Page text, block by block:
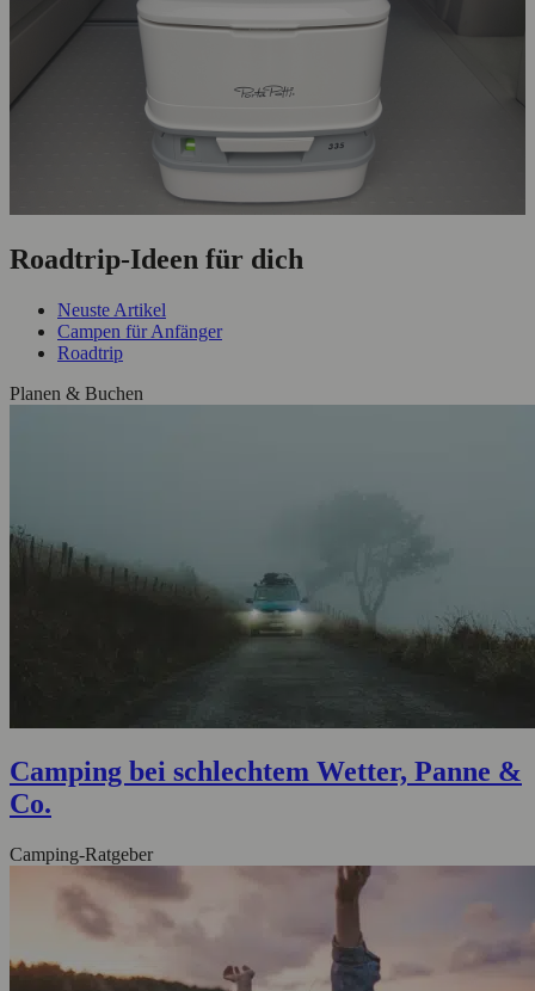
Roadtrip-Ideen für dich
Neuste Artikel
Campen für Anfänger
Roadtrip
Planen & Buchen
Camping bei schlechtem Wetter, Panne &
Co.
Camping-Ratgeber